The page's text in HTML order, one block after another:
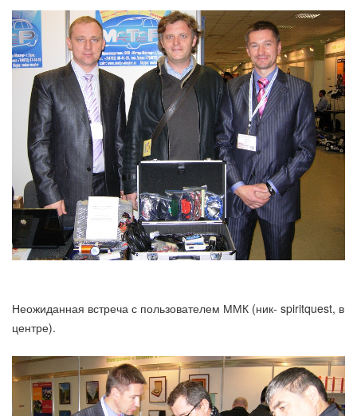
Неожиданная встреча с пользователем ММК (ник- spiritquest, в
центре).